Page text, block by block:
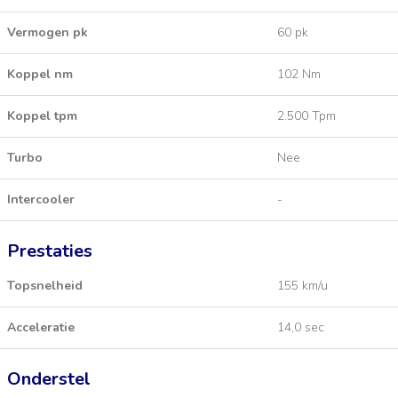
Vermogen pk 60 pk
Koppel nm 102 Nm
Koppel tpm 2.500 Tpm
Turbo Nee
Intercooler -
Prestaties
Topsnelheid 155 km/u
Acceleratie 14,0 sec
Onderstel